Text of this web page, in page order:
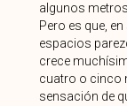
algunos
Pero es que,
espacios
crece
cuatro o cinco
sensación de